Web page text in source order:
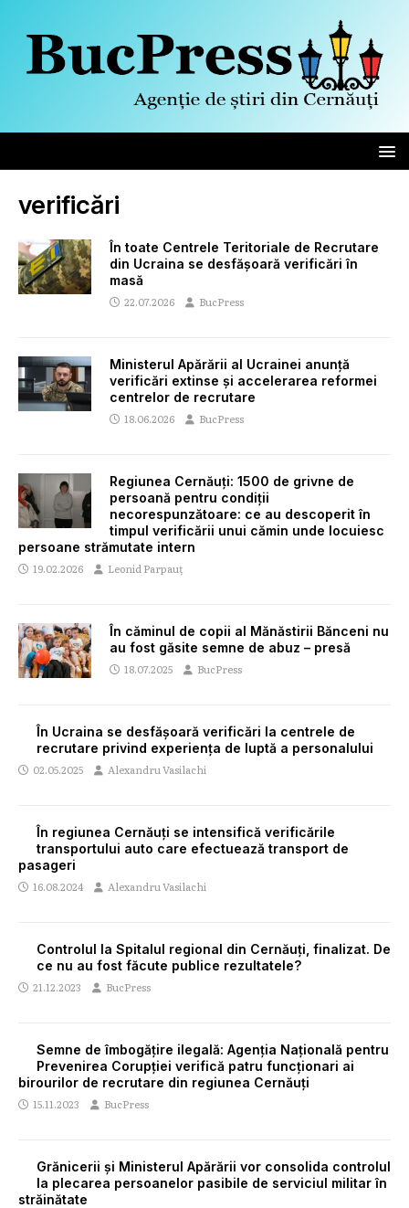
verificări
În toate Centrele Teritoriale de Recrutare
din Ucraina se desfășoară verificări în
masă
22.07.2026 BucPress
Ministerul Apărării al Ucrainei anunță
verificări extinse și accelerarea reformei
centrelor de recrutare
18.06.2026 BucPress
Regiunea Cernăuți: 1500 de grivne de
persoană pentru condiții
necorespunzătoare: ce au descoperit în
timpul verificării unui cămin unde locuiesc
persoane strămutate intern
19.02.2026 Leonid Parpauț
În căminul de copii al Mănăstirii Bănceni nu
au fost găsite semne de abuz – presă
18.07.2025 BucPress
În Ucraina se desfășoară verificări la centrele de
recrutare privind experiența de luptă a personalului
02.05.2025 Alexandru Vasilachi
În regiunea Cernăuți se intensifică verificările
transportului auto care efectuează transport de
pasageri
16.08.2024 Alexandru Vasilachi
Controlul la Spitalul regional din Cernăuți, finalizat. De
ce nu au fost făcute publice rezultatele?
21.12.2023 BucPress
Semne de îmbogățire ilegală: Agenția Națională pentru
Prevenirea Corupției verifică patru funcționari ai
birourilor de recrutare din regiunea Cernăuți
15.11.2023 BucPress
Grănicerii și Ministerul Apărării vor consolida controlul
la plecarea persoanelor pasibile de serviciul militar în
străinătate